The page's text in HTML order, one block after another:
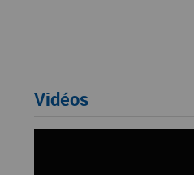
Vidéos